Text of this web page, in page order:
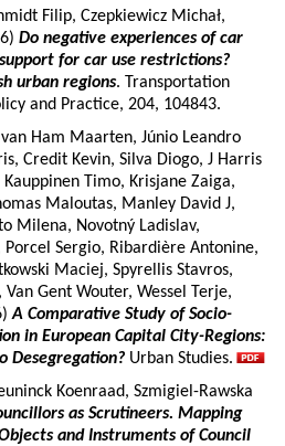
Filip, Czepkiewicz Michał,
Do negative experiences of car
for car use restrictions?
urban regions. Transportation
and Practice, 204, 104843.
Ham Maarten, Júnio Leandro
Credit Kevin, Silva Diogo, J Harris
Timo, Krisjane Zaiga,
Maloutas, Manley David J,
Milena, Novotný Ladislav,
Sergio, Ribardière Antonine,
Maciej, Spyrellis Stavros,
Gent Wouter, Wessel Terje,
A Comparative Study of Socio-
in European Capital City-Regions:
Desegregation? Urban Studies.
Koenraad, Szmigiel-Rawska
as Scrutineers. Mapping
and Instruments of Council